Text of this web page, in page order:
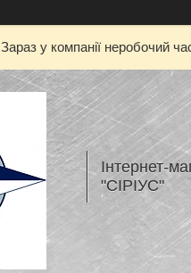
Зараз у компанії неробочий
Інтернет-
"СІРІУС"